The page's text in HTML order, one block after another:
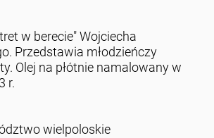
w berecie" Wojciecha
Przedstawia młodzieńczy
Olej na płótnie namalowany w
r.
wielpoloskie